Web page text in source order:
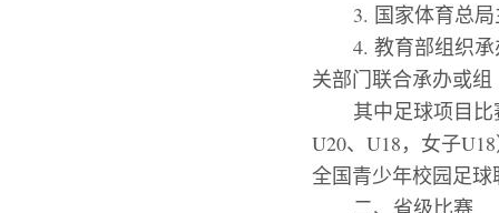
3. 国家体育总
4. 教育部组织
关部门联合承办或
其中足球项目
U20、 U18，女子U18
全国青少年校园足球
二、 省级比赛